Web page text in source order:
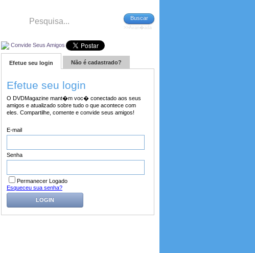
Buscar
>>Avan�ada
Convide Seus Amigos
Efetue seu login Não é cadastrado?
Efetue seu login
O DVDMagazine mant�m voc� conectado aos seus
amigos e atualizado sobre tudo o que acontece com
eles. Compartilhe, comente e convide seus amigos!
E-mail
Senha
Permanecer Logado
Esqueceu sua senha?
LOGIN